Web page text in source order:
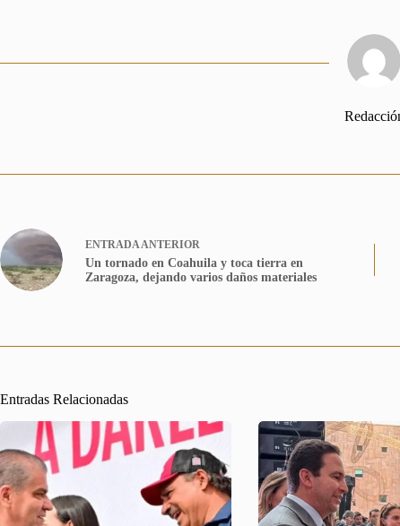
ENTRADA ANTERIOR
Un tornado en Coahuila y toca tierra en
Zaragoza, dejando varios daños materiales
Entradas Relacionadas